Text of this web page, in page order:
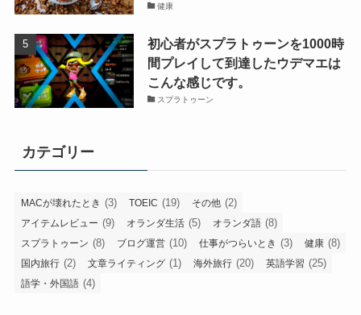
健康
初心者がスプラトゥーンを1000時
間プレイして到達したウデマエは
こんな感じです。
スプラトゥーン
カテゴリー
MACが壊れたとき (3) TOEIC (19) その他 (2)
アイテムレビュー (9) オランダ生活 (5) オランダ語 (8)
スプラトゥーン (8) ブログ運営 (10) 仕事がつらいとき (3) 健康 (8)
国内旅行 (2) 文章ライティング (1) 海外旅行 (20) 英語学習 (25)
語学・外国語 (4)